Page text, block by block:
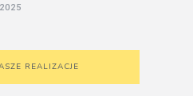
REALIZACJE